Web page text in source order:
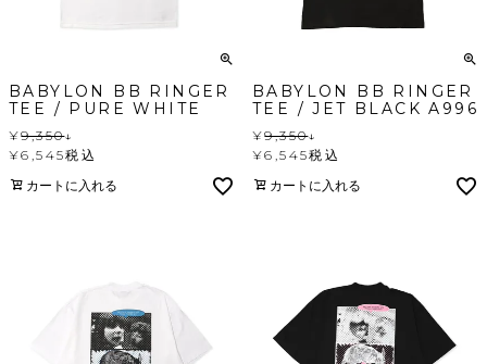
BABYLON BB RINGER
TEE / PURE WHITE
¥9,350↓
¥6,545税込
カートに入れる
BABYLON BB RINGER
TEE / JET BLACK A996
¥9,350↓
¥6,545税込
カートに入れる